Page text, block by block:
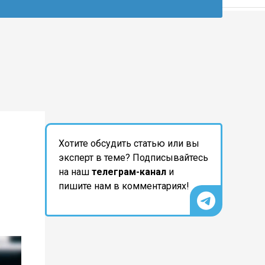
Хотите обсудить статью или вы
эксперт в теме? Подписывайтесь
на наш телеграм-канал и
пишите нам в комментариях!